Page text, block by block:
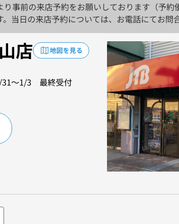
事前の来店予約をお願いしております（予約
当日の来店予約については、お電話にてお問
店 地図を見る
31～1/3 最終受付